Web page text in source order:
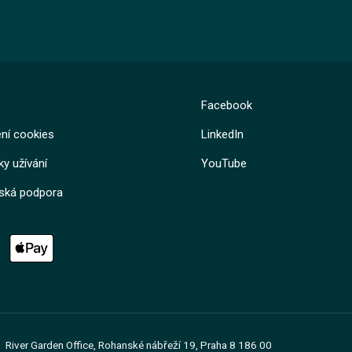
cookies
užívání
podpora
Facebook
LinkedIn
YouTube
River Garden Office, Rohanské nábřeží 19, Praha 8 186 00